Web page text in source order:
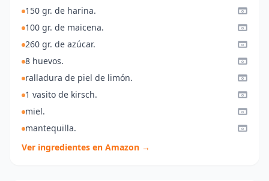
150 gr. de harina.
100 gr. de maicena.
260 gr. de azúcar.
8 huevos.
ralladura de piel de limón.
1 vasito de kirsch.
miel.
mantequilla.
Ver ingredientes en Amazon →